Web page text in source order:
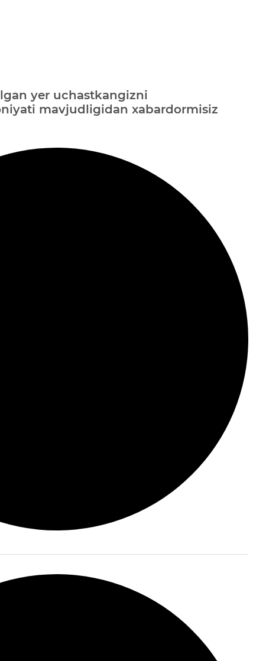
yer uchastkangizni
mavjudligidan xabardormisiz